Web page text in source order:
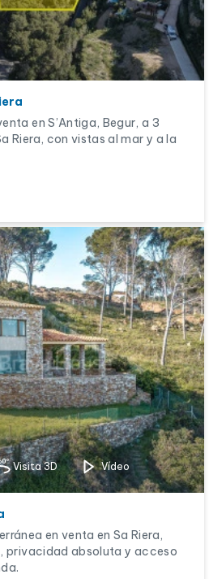
en S’Antiga, Begur, a 3
Riera, con vistas al mar y a la
Visita 3D Vídeo
en venta en Sa Riera,
privacidad absoluta y acceso